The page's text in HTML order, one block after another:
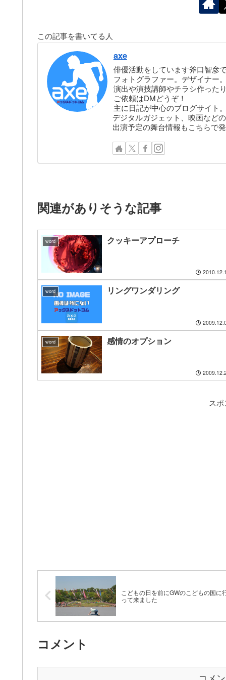
この記事を書いてる人
axe
俳優活動をしています斧口智彦
フォトグラファー。デザイナー
演出や演技講師やチラシ作った
ご依頼はDMどうぞ！
主に日記が中心のブログサイト
デジタルガジェット、映画など
出演予定の舞台情報もこちらで
関連がありそうな記事
word クッキーアプローチ
word リングワンダリング
word 感情のオプション
ス
こどもの日を前にGWのこどもの国に
って来ました
コメント